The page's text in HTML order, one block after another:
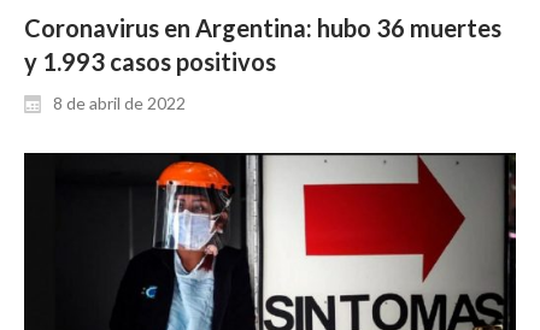
Coronavirus en Argentina: hubo 36 muertes
y 1.993 casos positivos
8 de abril de 2022